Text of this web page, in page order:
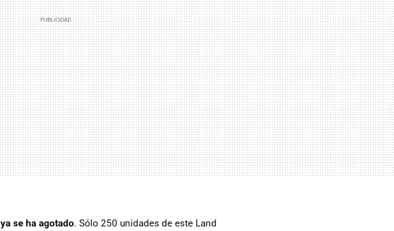
ya se ha agotado. Sólo 250 unidades de este Land